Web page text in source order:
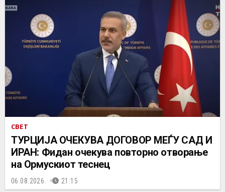
СВЕТ
ТУРЦИЈА ОЧЕКУВА ДОГОВОР МЕЃУ САД И
ИРАН: Фидан очекува повторно отворање
на Ормускиот теснец
06.08.2026. 21:15